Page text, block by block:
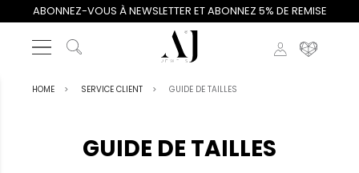
ABONNEZ-VOUS À NEWSLETTER ET ABONNEZ 5% DE REMISE
HOME SERVICE CLIENT GUIDE DE TAILLES
GUIDE DE TAILLES